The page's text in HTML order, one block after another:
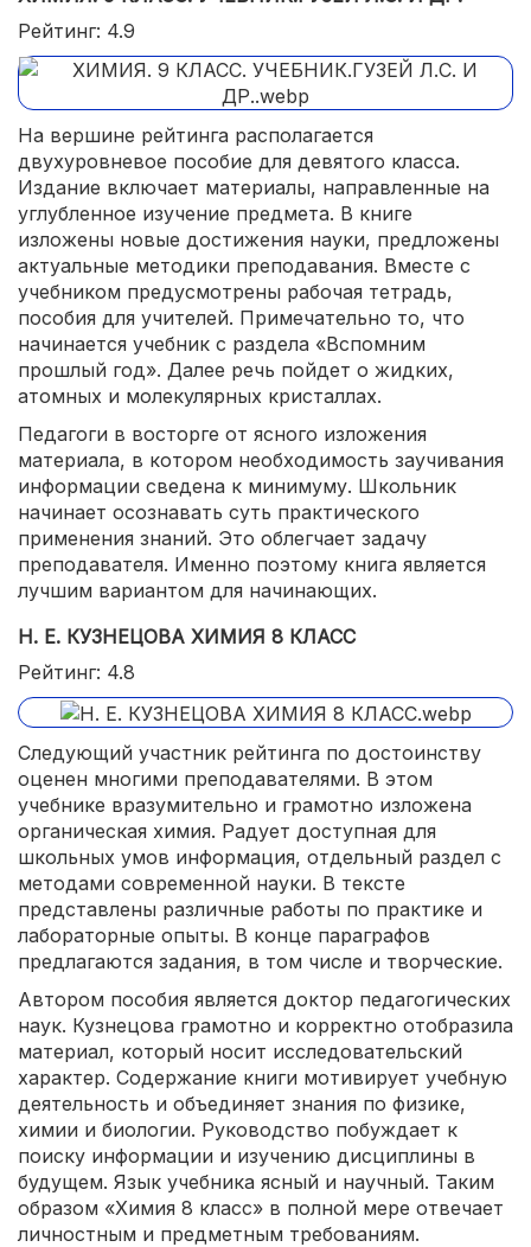
Рейтинг: 4.9
На вершине рейтинга располагается
двухуровневое пособие для девятого класса.
Издание включает материалы, направленные на
углубленное изучение предмета. В книге
изложены новые достижения науки, предложены
актуальные методики преподавания. Вместе с
учебником предусмотрены рабочая тетрадь,
пособия для учителей. Примечательно то, что
начинается учебник с раздела «Вспомним
прошлый год». Далее речь пойдет о жидких,
атомных и молекулярных кристаллах.
Педагоги в восторге от ясного изложения
материала, в котором необходимость заучивания
информации сведена к минимуму. Школьник
начинает осознавать суть практического
применения знаний. Это облегчает задачу
преподавателя. Именно поэтому книга является
лучшим вариантом для начинающих.
Н. Е. КУЗНЕЦОВА ХИМИЯ 8 КЛАСС
Рейтинг: 4.8
Следующий участник рейтинга по достоинству
оценен многими преподавателями. В этом
учебнике вразумительно и грамотно изложена
органическая химия. Радует доступная для
школьных умов информация, отдельный раздел с
методами современной науки. В тексте
представлены различные работы по практике и
лабораторные опыты. В конце параграфов
предлагаются задания, в том числе и творческие.
Автором пособия является доктор педагогических
наук. Кузнецова грамотно и корректно отобразила
материал, который носит исследовательский
характер. Содержание книги мотивирует учебную
деятельность и объединяет знания по физике,
химии и биологии. Руководство побуждает к
поиску информации и изучению дисциплины в
будущем. Язык учебника ясный и научный. Таким
образом «Химия 8 класс» в полной мере отвечает
личностным и предметным требованиям.